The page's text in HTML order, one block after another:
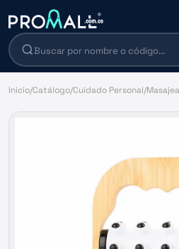
Inicio/Catálogo/Cuidado Personal/